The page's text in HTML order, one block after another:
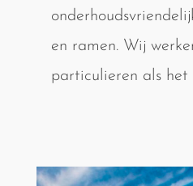
en ramen. Wij
particulieren als het